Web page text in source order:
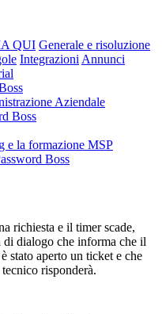
QUI Generale e risoluzione
Integrazioni Annunci
Aziendale
Boss
e la formazione MSP
Boss
richiesta e il timer scade,
di dialogo che informa che il
è stato aperto un ticket e che
tecnico risponderà.